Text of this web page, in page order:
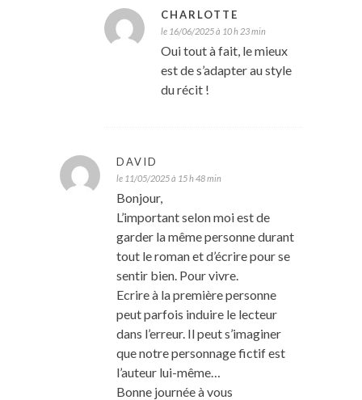
CHARLOTTE
le 16/06/2025 à 10 h 23 min
Oui tout à fait, le mieux
est de s’adapter au style
du récit !
DAVID
le 11/05/2025 à 15 h 48 min
Bonjour,
L’important selon moi est de
garder la même personne durant
tout le roman et d’écrire pour se
sentir bien. Pour vivre.
Ecrire à la première personne
peut parfois induire le lecteur
dans l’erreur. Il peut s’imaginer
que notre personnage fictif est
l’auteur lui-même…
Bonne journée à vous